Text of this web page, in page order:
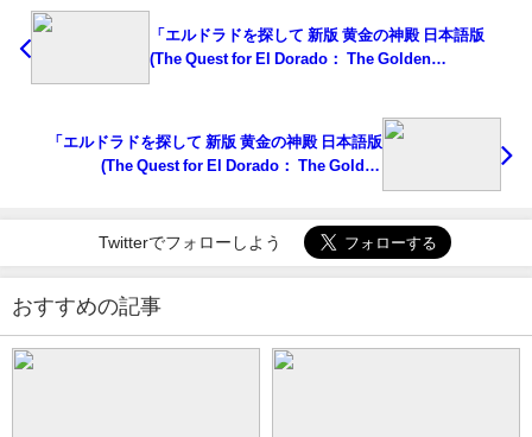
「エルドラドを探して 新版 黄金の神殿 日本語版
(The Quest for El Dorado： The Golden
「エルドラドを探して 新版 黄金の神殿 日本語版
(The Quest for El Dorado： The Golden
Twitterでフォローしよう
おすすめの記事